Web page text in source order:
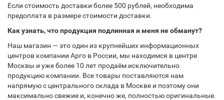
Если стоимость доставки более 500 рублей, необходима
предоплата в размере стоимости доставки.
Как узнать, что продукция подлинная и меня не обманут?
Наш магазин — это один из крупнейших информационных
центров компании Арго в России, мы находимся в центре
Москвы и уже более 10 лет продаём исключительно
продукцию компании. Все товары поставляются нам
напрямую с центрального склада в Москве и поэтому они
максимально свежие и, конечно же, полностью оригинальные.